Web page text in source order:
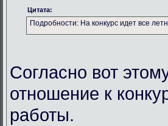
Цитата:
Подробности: На конкурс идет все
Согласно вот
отношение к
работы.